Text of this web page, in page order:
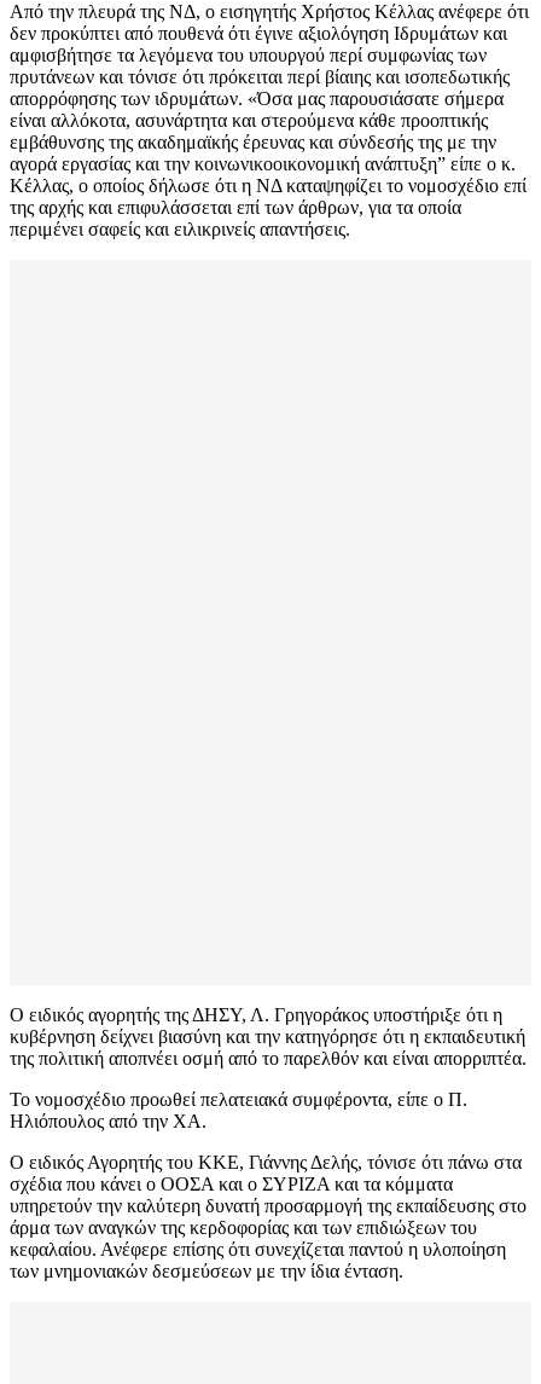
Από την πλευρά της ΝΔ, ο εισηγητής Χρήστος Κέλλας ανέφερε ότι
δεν προκύπτει από πουθενά ότι έγινε αξιολόγηση Ιδρυμάτων και
αμφισβήτησε τα λεγόμενα του υπουργού περί συμφωνίας των
πρυτάνεων και τόνισε ότι πρόκειται περί βίαιης και ισοπεδωτικής
απορρόφησης των ιδρυμάτων. «Όσα μας παρουσιάσατε σήμερα
είναι αλλόκοτα, ασυνάρτητα και στερούμενα κάθε προοπτικής
εμβάθυνσης της ακαδημαϊκής έρευνας και σύνδεσής της με την
αγορά εργασίας και την κοινωνικοοικονομική ανάπτυξη” είπε ο κ.
Κέλλας, ο οποίος δήλωσε ότι η ΝΔ καταψηφίζει το νομοσχέδιο επί
της αρχής και επιφυλάσσεται επί των άρθρων, για τα οποία
περιμένει σαφείς και ειλικρινείς απαντήσεις.
Ο ειδικός αγορητής της ΔΗΣΥ, Λ. Γρηγοράκος υποστήριξε ότι η
κυβέρνηση δείχνει βιασύνη και την κατηγόρησε ότι η εκπαιδευτική
της πολιτική αποπνέει οσμή από το παρελθόν και είναι απορριπτέα.
Το νομοσχέδιο προωθεί πελατειακά συμφέροντα, είπε ο Π.
Ηλιόπουλος από την ΧΑ.
Ο ειδικός Αγορητής του ΚΚΕ, Γιάννης Δελής, τόνισε ότι πάνω στα
σχέδια που κάνει ο ΟΟΣΑ και ο ΣΥΡΙΖΑ και τα κόμματα
υπηρετούν την καλύτερη δυνατή προσαρμογή της εκπαίδευσης στο
άρμα των αναγκών της κερδοφορίας και των επιδιώξεων του
κεφαλαίου. Ανέφερε επίσης ότι συνεχίζεται παντού η υλοποίηση
των μνημονιακών δεσμεύσεων με την ίδια ένταση.